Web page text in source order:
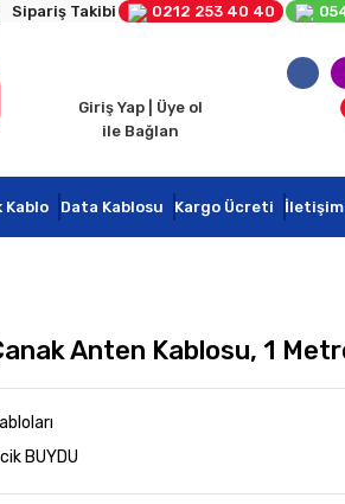
Sipariş Takibi 0212 253 40 40
Giriş Yap | Üye ol
ile Bağlan
Kablo Data Kablosu Kargo Ücreti İletişim
Anten Kablosu, 1
BUYDU